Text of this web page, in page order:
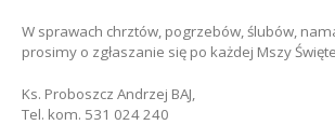
W sprawach chrztów, pogrzebów, ślubów,
prosimy o zgłaszanie się po każdej Mszy
Ks. Proboszcz Andrzej BAJ,
Tel. kom. 531 024 240